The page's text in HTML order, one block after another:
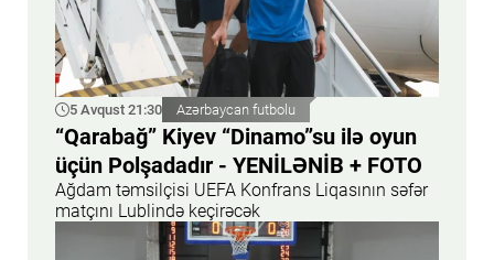
5 Avqust 21:30 Azərbaycan futbolu
“Qarabağ” Kiyev “Dinamo”su ilə oyun
üçün Polşadadır - YENİLƏNİB + FOTO
Ağdam təmsilçisi UEFA Konfrans Liqasının səfər
matçını Lublində keçirəcək